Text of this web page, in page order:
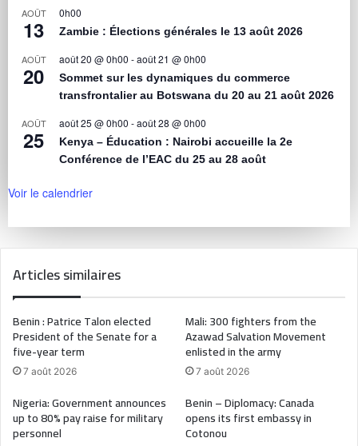
AOÛT
13
0h00
Zambie : Élections générales le 13 août 2026
AOÛT
20
août 20 @ 0h00 -août 21 @ 0h00
Sommet sur les dynamiques du commerce
transfrontalier au Botswana du 20 au 21 août 2026
AOÛT
25
août 25 @ 0h00 -août 28 @ 0h00
Kenya – Éducation : Nairobi accueille la 2e
Conférence de l’EAC du 25 au 28 août
Voir le calendrier
Articles similaires
Benin : Patrice Talon elected
President of the Senate for a
five-year term
7 août 2026
Mali: 300 fighters from the
Azawad Salvation Movement
enlisted in the army
7 août 2026
Nigeria: Government announces
up to 80% pay raise for military
personnel
Benin – Diplomacy: Canada
opens its first embassy in
Cotonou